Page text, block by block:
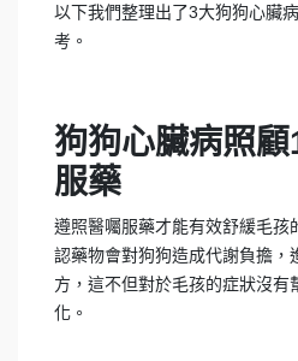
以下我們整理出了3大狗狗心臟
考。
狗狗心臟病照
服藥
遵照醫囑服藥才能有效舒緩毛孩
認藥物會對狗狗造成代謝負擔，
方，這不但對於毛孩的症狀沒有
化。